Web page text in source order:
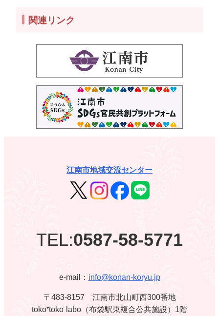
関連リンク
江南市地域交流センター
TEL:0587-58-5771
e-mail： info@konan-koryu.jp
〒483-8157 江南市北山町西300番地
toko⁺toko⁼labo（布袋駅東複合公共施設）1階